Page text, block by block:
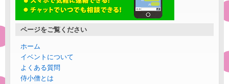
ページをご覧ください
ホーム
イベントについて
よくある質問
侍小僧とは